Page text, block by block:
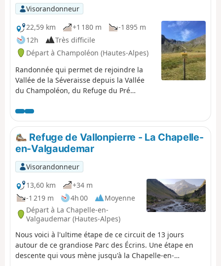
Visorandonneur
22,59 km
+1 180 m
-1 895 m
12h
Très difficile
Départ à Champoléon (Hautes-Alpes)
Randonnée qui permet de rejoindre la
Vallée de la Séveraisse depuis la Vallée
du Champoléon, du Refuge du Pré
en Valgaudémar. Un morceau du GRP®
Tour du Vieux Chaillol, au pied du Sirac et
qui emprunte 3 cols : le Col de la Valette,
le Col de Gouiran et le Col de
Vallonpierre.
Refuge de Vallonpierre - La Chapelle-
en-Valgaudemar
Visorandonneur
13,60 km
+34 m
-1 219 m
4h 00
Moyenne
Départ à La Chapelle-en-
Valgaudemar (Hautes-Alpes)
Nous voici à l'ultime étape de ce circuit de 13 jours
autour de ce grandiose Parc des Écrins. Une étape en
descente qui vous mène jusqu'à la Chapelle-en-